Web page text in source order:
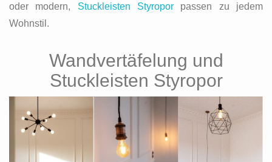
oder modern, Stuckleisten Styropor passen zu jedem
Wohnstil.
Wandvertäfelung und
Stuckleisten Styropor